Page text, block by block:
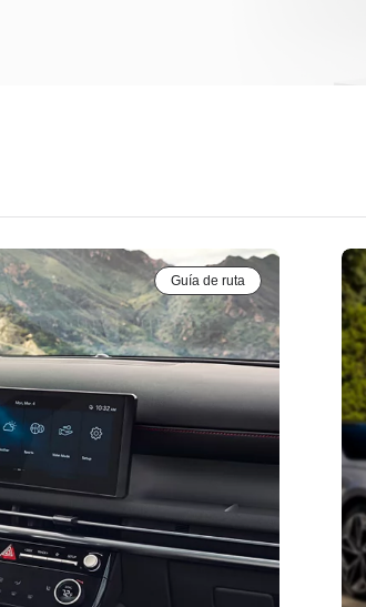
Guía de ruta